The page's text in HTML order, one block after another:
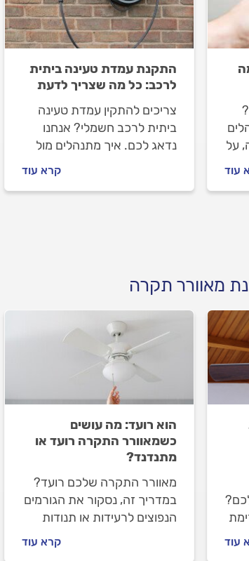
על
עוד
התקנת עמדת טעינה ביתית
לרכב: כל מה שצריך לדעת
צריכים להתקין עמדת טעינה
ביתית לרכב חשמלי? אנחנו
נדאג לכם. איך מתנהלים מול
חשוב להקפיד וכמה עולה
התקנת עמדת טעינה ביתית
קרא עוד
מאוורר תקרה
עוד
הוא רועד: מה עושים
כשמאוורר התקרה רועד או
מתנדנד?
מאוורר התקרה שלכם רועד?
במדריך זה, נסקור את הגורמים
הנפוצים לרעידות או תנודות
קרא עוד